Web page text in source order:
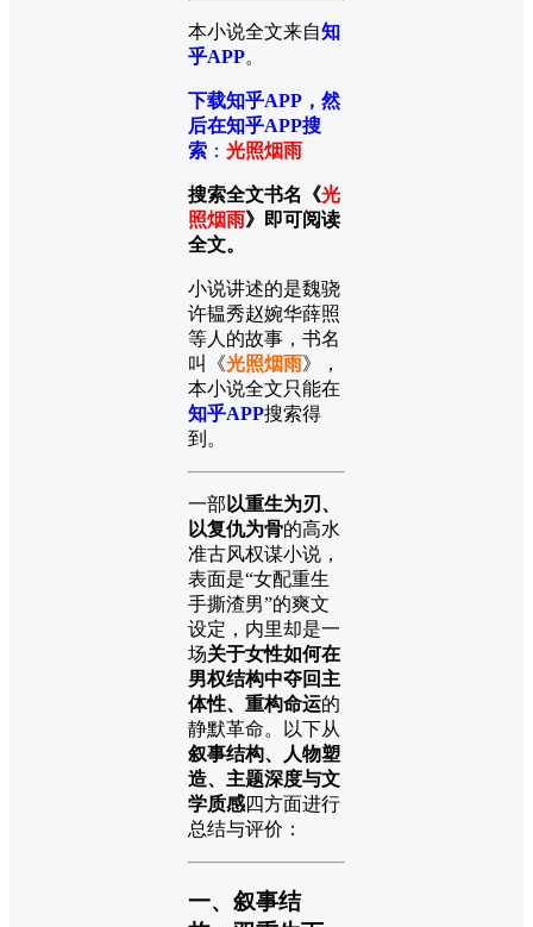
本小说全文来自知
乎APP。
下载知乎APP，然
后在知乎APP搜
索 ： 光照烟雨
搜索全文书名《光
照烟雨》即可阅读
全文。
小说讲述的是魏骁
许韫秀赵婉华薛照
等人的故事，书名
叫《光照烟雨》，
本小说全文只能在
知乎APP搜索得
到。
一部 以重生为刃、
以复仇为骨的高水
准古风权谋小说，
表面是“女配重生
手撕渣男”的爽文
设定，内里却是一
场关于女性如何在
男权结构中夺回主
体性、重构命运的
静默革命。以下从
叙事结构、人物塑
造、主题深度与文
学质感四方面进行
总结与评价：
一、叙事结